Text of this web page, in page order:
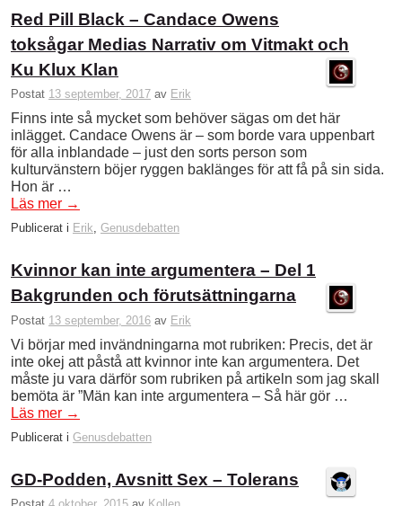
Red Pill Black – Candace Owens
toksågar Medias Narrativ om Vitmakt och
Ku Klux Klan
Postat 13 september, 2017 av Erik
Finns inte så mycket som behöver sägas om det här
inlägget. Candace Owens är – som borde vara uppenbart
för alla inblandade – just den sorts person som
kulturvänstern böjer ryggen baklänges för att få på sin sida.
Hon är …
Läs mer →
Publicerat i Erik, Genusdebatten
Kvinnor kan inte argumentera – Del 1
Bakgrunden och förutsättningarna
Postat 13 september, 2016 av Erik
Vi börjar med invändningarna mot rubriken: Precis, det är
inte okej att påstå att kvinnor inte kan argumentera. Det
måste ju vara därför som rubriken på artikeln som jag skall
bemöta är ”Män kan inte argumentera – Så här gör …
Läs mer →
Publicerat i Genusdebatten
GD-Podden, Avsnitt Sex – Tolerans